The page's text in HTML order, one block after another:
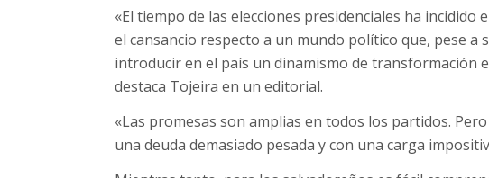
«El tiempo de las elecciones presidenciales ha
el cansancio respecto a un mundo político que, pese a
introducir en el país un dinamismo de transformación
destaca Tojeira en un editorial.
«Las promesas son amplias en todos los partidos.
una deuda demasiado pesada y con una carga